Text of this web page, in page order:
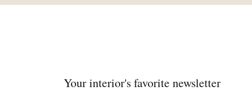
Your interior's favorite newsletter